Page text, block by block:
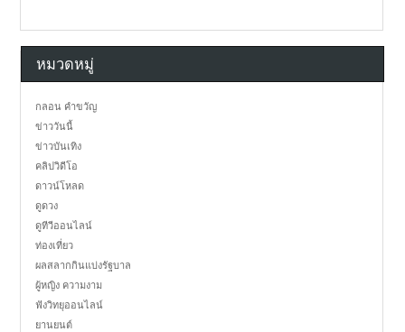
หมวดหมู่
กลอน คำขวัญ
ข่าววันนี้
ข่าวบันเทิง
คลิปวิดีโอ
ดาวน์โหลด
ดูดวง
ดูทีวีออนไลน์
ท่องเที่ยว
ผลสลากกินแบ่งรัฐบาล
ผู้หญิง ความงาม
ฟังวิทยุออนไลน์
ยานยนต์